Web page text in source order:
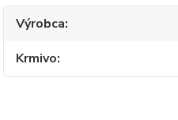
Výrobca
Krmivo